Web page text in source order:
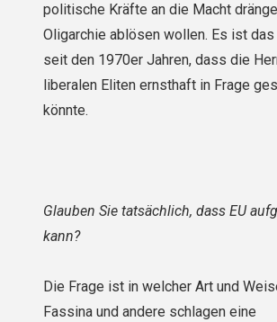
politische Kräfte an die Macht
Oligarchie ablösen wollen. Es ist das
seit den 1970er Jahren, dass die
liberalen Eliten ernsthaft in Frage
könnte.
Glauben Sie tatsächlich, dass EU
kann?
Die Frage ist in welcher Art und
Fassina und andere schlagen eine